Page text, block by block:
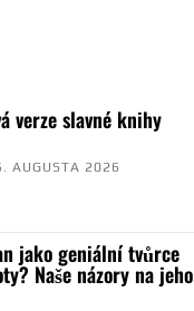
verze slavné knihy
AUGUSTA 2026
jako geniální tvůrce
Naše názory na jeho